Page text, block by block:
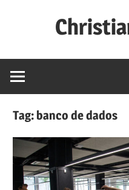
de
Santos,
professor
do
Instituto
Tag: banco de dados